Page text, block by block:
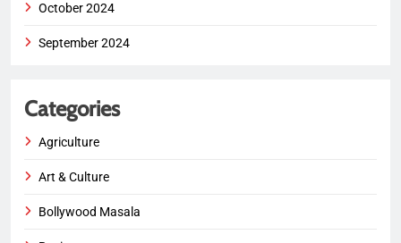
October 2024
September 2024
Categories
Agriculture
Art & Culture
Bollywood Masala